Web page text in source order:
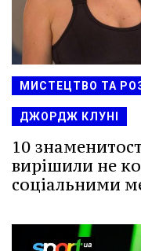
МИСТЕЦТВО ТА
ДЖОРДЖ КЛУНІ
10
вирішили не
соціальними